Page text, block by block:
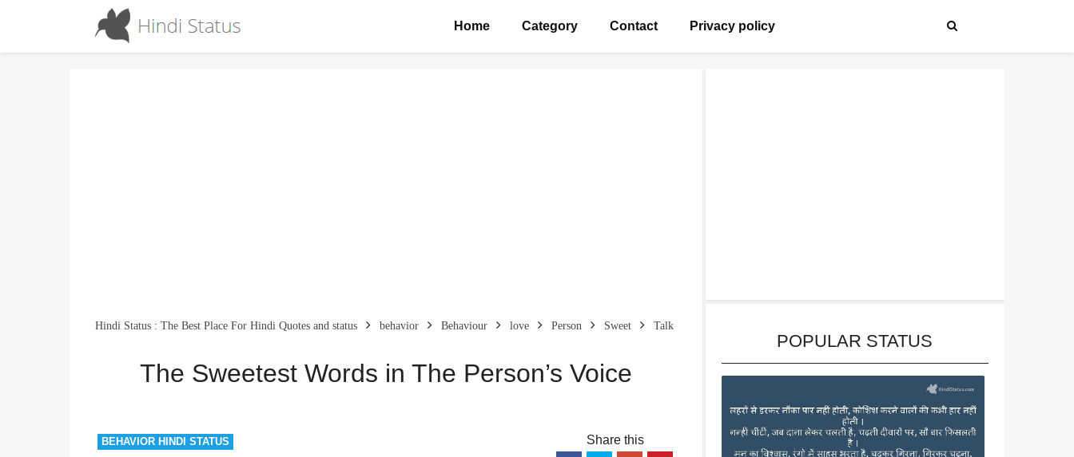
Home Category Contact Privacy policy
Hindi Status : The Best Place For Hindi Quotes and status behavior Behaviour love Person Sweet Talk
The Sweetest Words in The Person’s Voice
The Sweetest Words in The Person’s Voice
BEHAVIOR HINDI STATUS
POPULAR STATUS